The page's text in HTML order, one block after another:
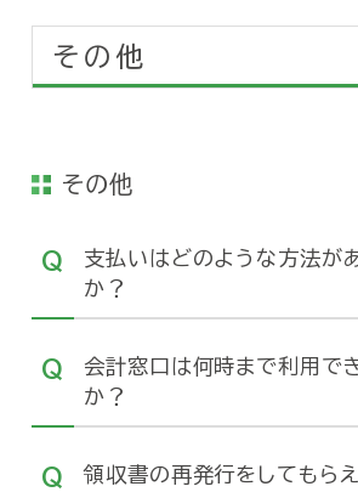
その他
その他
支払いはどのような方法が
か？
会計窓口は何時まで利用で
か？
領収書の再発行をしてもら